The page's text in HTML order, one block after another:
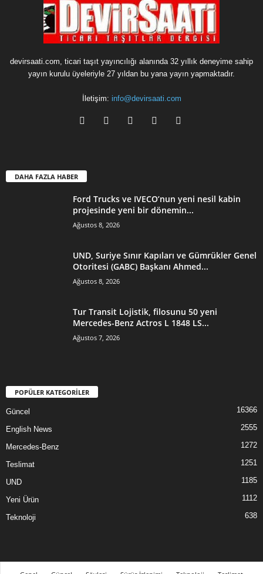
devirsaati.com, ticari taşıt yayıncılığı alanında 32 yıllık deneyime sahip
yayın kurulu üyeleriyle 27 yıldan bu yana yayın yapmaktadır.
İletişim: info@devirsaati.com
DAHA FAZLA HABER
Ford Trucks ve IVECO’nun yeni nesil kabin
projesinde yeni bir dönemin...
Ağustos 8, 2026
UND, Suriye Sınır Kapıları ve Gümrükler Genel
Otoritesi (GABC) Başkanı Ahmed...
Ağustos 8, 2026
Tur Transit Lojistik, filosunu 50 yeni
Mercedes-Benz Actros L 1848 LS...
Ağustos 7, 2026
POPÜLER KATEGORİLER
Güncel 16366
English News 2555
Mercedes-Benz 1272
Teslimat 1251
UND 1185
Yeni Ürün 1112
Teknoloji 638